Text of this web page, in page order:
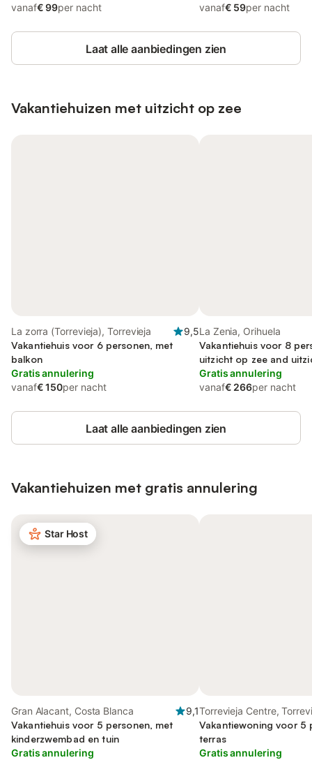
vanaf€ 99per nacht
vanaf€ 59per nacht
Laat alle aanbiedingen zien
Vakantiehuizen met uitzicht op zee
La zorra (Torrevieja), Torrevieja
9,5
Vakantiehuis voor 6 personen, met
balkon
Gratis annulering
vanaf€ 150per nacht
La Zenia, Orihuela
Vakantiehuis voor 8
uitzicht op zee and
as well as zwembad
Gratis annulering
vanaf€ 266per nacht
Laat alle aanbiedingen zien
Vakantiehuizen met gratis annulering
Star Host
Gran Alacant, Costa Blanca
9,1
Vakantiehuis voor 5 personen, met
kinderzwembad en tuin
Gratis annulering
Torrevieja Centre,
Vakantiewoning voor 5
terras
Gratis annulering